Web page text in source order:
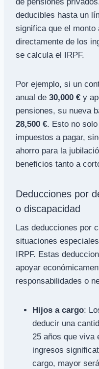
deducibles hasta un
significa que el monto
directamente de los
se calcula el IRPF.
Por ejemplo, si un
anual de 30,000 € y
pensiones, su nueva
28,500 €. Esto no
impuestos a pagar,
ahorro para la
beneficios tanto a
Deducciones por
o discapacidad
Las deducciones por
situaciones
IRPF. Estas
apoyar
responsabilidades o
Hijos a cargo:
deducir una
25 años que viva
ingresos
cargo, mayor